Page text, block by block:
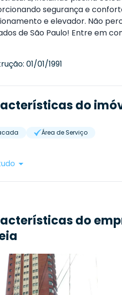
segurança e
e elevador. Não
de São Paulo! Entre em
01/01/1991
do
Área de Serviço
do